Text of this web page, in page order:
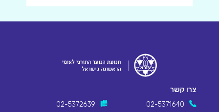
צרו קשר
02-5371640
02-5372639